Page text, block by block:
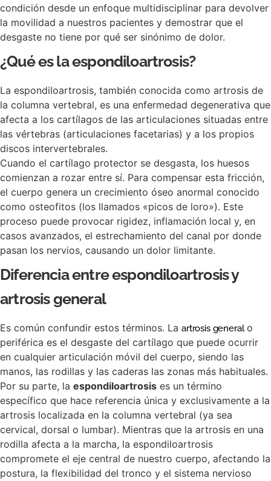
condición desde un enfoque multidisciplinar para devolver
la movilidad a nuestros pacientes y demostrar que el
desgaste no tiene por qué ser sinónimo de dolor.
¿Qué es la espondiloartrosis?
La espondiloartrosis, también conocida como artrosis de
la columna vertebral, es una enfermedad degenerativa que
afecta a los cartílagos de las articulaciones situadas entre
las vértebras (articulaciones facetarias) y a los propios
discos intervertebrales.
Cuando el cartílago protector se desgasta, los huesos
comienzan a rozar entre sí. Para compensar esta fricción,
el cuerpo genera un crecimiento óseo anormal conocido
como osteofitos (los llamados «picos de loro»). Este
proceso puede provocar rigidez, inflamación local y, en
casos avanzados, el estrechamiento del canal por donde
pasan los nervios, causando un dolor limitante.
Diferencia entre espondiloartrosis y
artrosis general
Es común confundir estos términos. La artrosis generalo
periférica es el desgaste del cartílago que puede ocurrir
en cualquier articulación móvil del cuerpo, siendo las
manos, las rodillas y las caderas las zonas más habituales.
Por su parte, la espondiloartrosis es un término
específico que hace referencia única y exclusivamente a la
artrosis localizada en la columna vertebral (ya sea
cervical, dorsal o lumbar). Mientras que la artrosis en una
rodilla afecta a la marcha, la espondiloartrosis
compromete el eje central de nuestro cuerpo, afectando la
postura, la flexibilidad del tronco y el sistema nervioso